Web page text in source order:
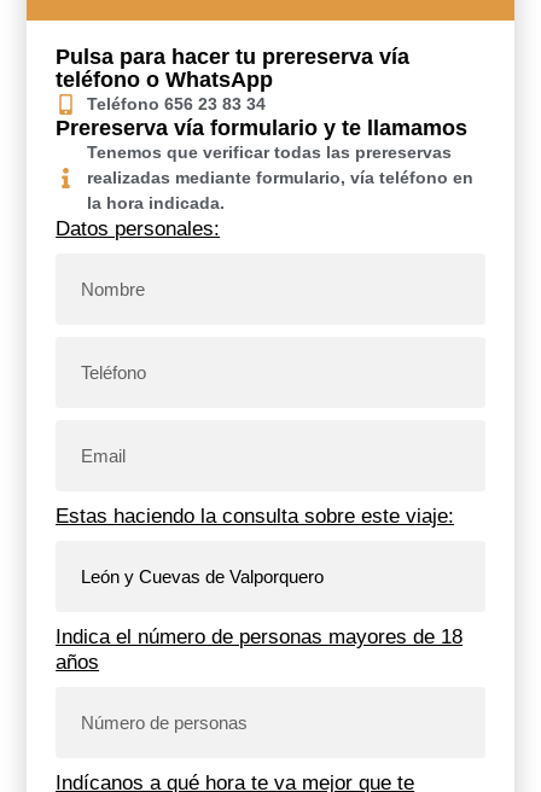
Pulsa para hacer tu prereserva vía
teléfono o WhatsApp
Teléfono 656 23 83 34
Prereserva vía formulario y te llamamos
Tenemos que verificar todas las prereservas
realizadas mediante formulario, vía teléfono en
la hora indicada.
Datos personales:
Estas haciendo la consulta sobre este viaje:
Indica el número de personas mayores de 18
años
Indícanos a qué hora te va mejor que te